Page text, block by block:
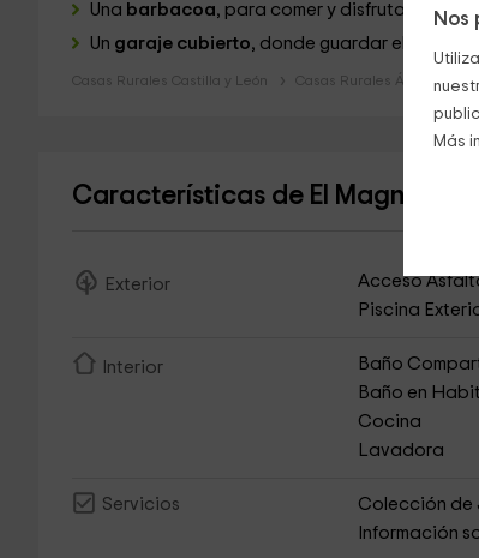
Nos
Más
Una barbacoa, para comer y disfrutar del
Un garaje cubierto, donde guardar el coche
Casas Rurales Castilla y León Casas Rurales Ávila
Características de El Magnolio
Exterior Acceso
Piscina
Interior Baño
Baño en
Cocina
Lavadora
Servicios Colección de
Información